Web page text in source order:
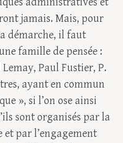
jamais. Mais, pour
démarche, il faut
famille de pensée :
Paul Fustier, P.
ayant en commun
», si l’on ose ainsi
sont organisés par la
par l’engagement